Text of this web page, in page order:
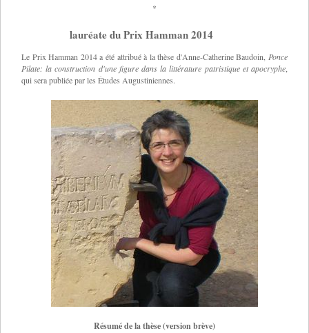
*
lauréate du Prix Hamman 2014
Le Prix Hamman 2014a été attribué à la thèse d'Anne-Catherine Baudoin Ponce
Pilate: la construction d'une figure dans la littérature patristique et apocryphe
qui sera publiée par les Études Augustiniennes.
Résumé de la thèse (version brève)